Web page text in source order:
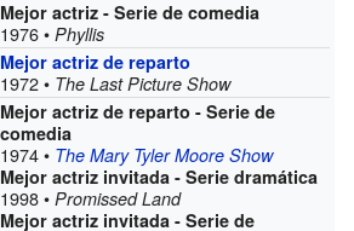
Mejor actriz - Serie de comedia
1976 •Phyllis
Mejor actriz de reparto
1972 • The Last Picture Show
Mejor actriz de reparto - Serie de
comedia
1974 • The Mary Tyler Moore Show
Mejor actriz invitada - Serie dramática
1998 •Promissed Land
Mejor actriz invitada - Serie de